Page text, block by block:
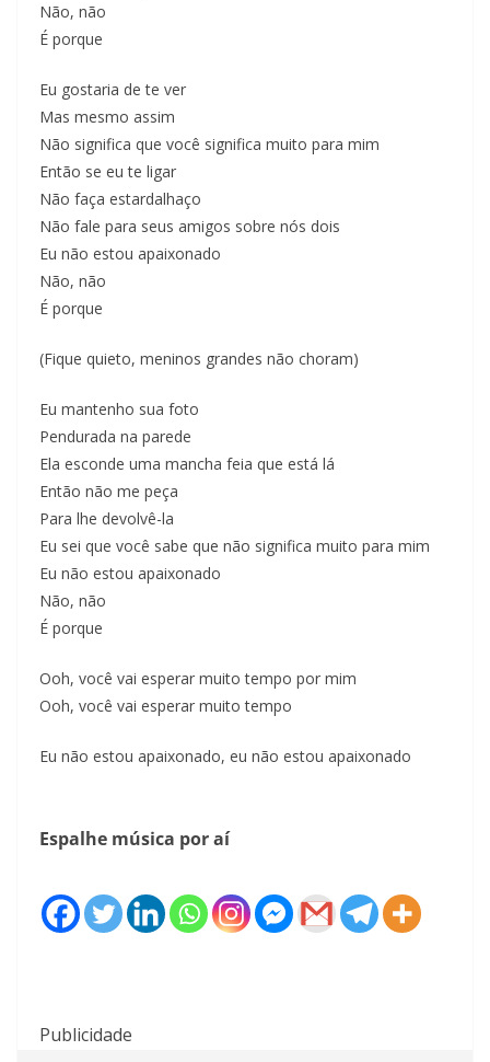
Não, não
É porque
Eu gostaria de te ver
Mas mesmo assim
Não significa que você significa muito para mim
Então se eu te ligar
Não faça estardalhaço
Não fale para seus amigos sobre nós dois
Eu não estou apaixonado
Não, não
É porque
(Fique quieto, meninos grandes não choram)
Eu mantenho sua foto
Pendurada na parede
Ela esconde uma mancha feia que está lá
Então não me peça
Para lhe devolvê-la
Eu sei que você sabe que não significa muito para mim
Eu não estou apaixonado
Não, não
É porque
Ooh, você vai esperar muito tempo por mim
Ooh, você vai esperar muito tempo
Eu não estou apaixonado, eu não estou apaixonado
Espalhe música por aí
Publicidade